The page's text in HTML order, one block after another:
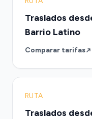
Traslados
Barrio Latino
Comparar tarifas
RUTA
Traslados